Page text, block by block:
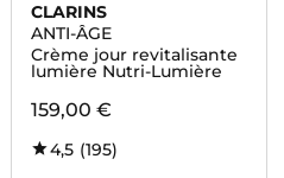
CLARINS
ANTI-ÂGE
Crème jour revitalisante
lumière Nutri-Lumière
159,00 €
4,5 (195)